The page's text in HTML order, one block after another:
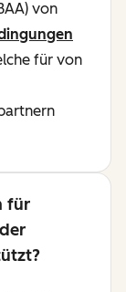
von
für von
für